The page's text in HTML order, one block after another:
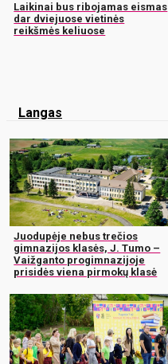
Laikinai bus ribojamas eismas
dar dviejuose vietinės
reikšmės keliuose
Langas
Juodupėje nebus trečios
gimnazijos klasės, J. Tumo –
Vaižganto progimnazijoje
prisidės viena pirmokų klasė